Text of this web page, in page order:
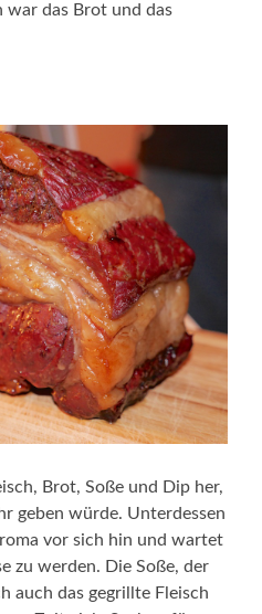
war das Brot und das
Brot, Soße und Dip her,
geben würde. Unterdessen
vor sich hin und wartet
zu werden. Die Soße, der
auch das gegrillte Fleisch